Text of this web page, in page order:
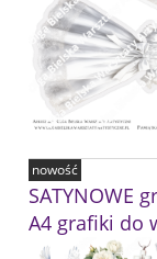
SATYNOWE
A4 grafiki do
nowość